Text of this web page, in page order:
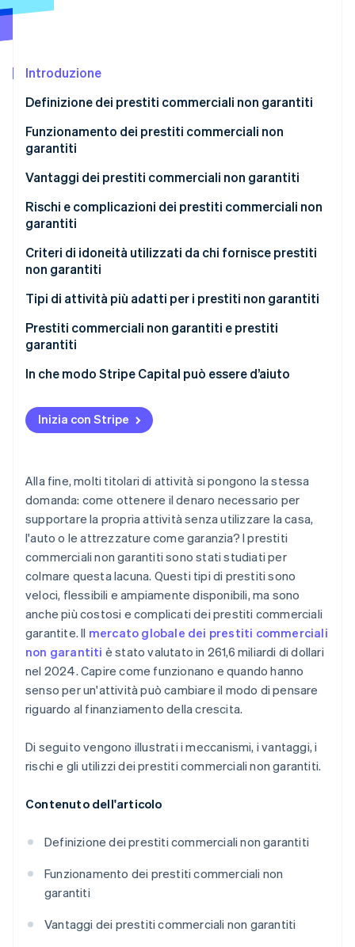
Scopri cosa ti aspetta
Atlas
Climate
Rimozione del carbonio
Identity
Stripe Sessions 2026
Scopri come Stripe sta costruendo l'infrastruttura
Introduzione
Definizione dei prestiti commerciali non garantiti
Funzionamento dei prestiti commerciali non
garantiti
Vantaggi dei prestiti commerciali non garantiti
Rischi e complicazioni dei prestiti commerciali non
garantiti
Capitale più costoso
Limiti di dimensioni e tempistica
Criteri di ammissibilità rigorosi
Garanzie personali e ipoteche
Impatto potenziale sulla salute del credito
commissioni
Criteri di idoneità utilizzati da chi fornisce prestiti
non garantiti
Tipi di attività più adatti per i prestiti non garantiti
Prestiti commerciali non garantiti e prestiti
garantiti
Garanzie e approvazione
Costo ed entità del prestito
Termini di rimborso
Velocità e adattabilità
In che modo Stripe Capital può essere d’aiuto
Inizia con Stripe
Alla fine, molti titolari di attività si pongono la stessa
domanda: come ottenere il denaro necessario per
supportare la propria attività senza utilizzare la casa,
l'auto o le attrezzature come garanzia? I prestiti
commerciali non garantiti sono stati studiati per
colmare questa lacuna. Questi tipi di prestiti sono
veloci, flessibili e ampiamente disponibili, ma sono
anche più costosi e complicati dei prestiti commerciali
garantite. Il mercato globale dei prestiti commerciali
non garantiti è stato valutato in 261,6 miliardi di dollari
nel 2024. Capire come funzionano e quando hanno
senso per un'attività può cambiare il modo di pensare
riguardo al finanziamento della crescita.
Di seguito vengono illustrati i meccanismi, i vantaggi, i
rischi e gli utilizzi dei prestiti commerciali non garantiti.
Contenuto dell'articolo
Definizione dei prestiti commerciali non garantiti
Funzionamento dei prestiti commerciali non
garantiti
Vantaggi dei prestiti commerciali non garantiti